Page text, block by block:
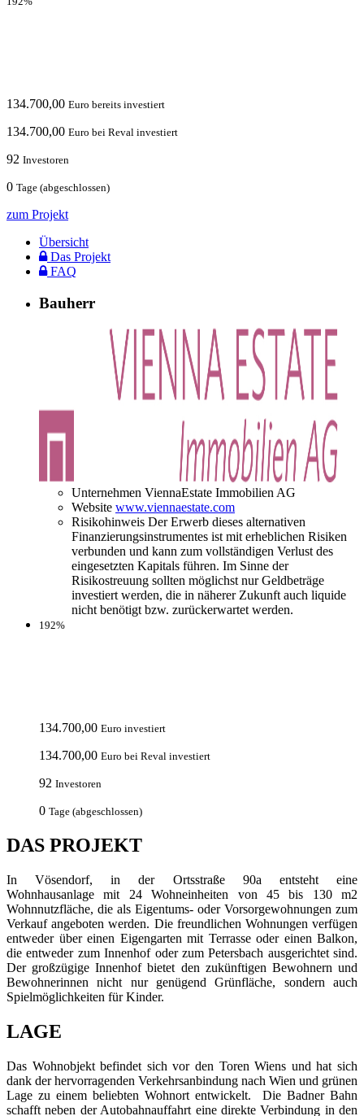
134.700,00 Euro bereits investiert
134.700,00 Euro bei Reval investiert
92 Investoren
0 Tage (abgeschlossen)
zum Projekt
Übersicht
Das Projekt
FAQ
Bauherr
Unternehmen ViennaEstate Immobilien AG
Website www.viennaestate.com
Risikohinweis Der Erwerb dieses alternativen
Finanzierungsinstrumentes ist mit erheblichen Risiken
verbunden und kann zum vollständigen Verlust des
eingesetzten Kapitals führen. Im Sinne der
Risikostreuung sollten möglichst nur Geldbeträge
investiert werden, die in näherer Zukunft auch liquide
nicht benötigt bzw. zurückerwartet werden.
192%
134.700,00 Euro investiert
134.700,00 Euro bei Reval investiert
92 Investoren
0 Tage (abgeschlossen)
DAS PROJEKT
In Vösendorf, in der Ortsstraße 90a entsteht eine
Wohnhausanlage mit 24 Wohneinheiten von 45 bis 130 m2
Wohnnutzfläche, die als Eigentums- oder Vorsorgewohnungen zum
Verkauf angeboten werden. Die freundlichen Wohnungen verfügen
entweder über einen Eigengarten mit Terrasse oder einen Balkon,
die entweder zum Innenhof oder zum Petersbach ausgerichtet sind.
Der großzügige Innenhof bietet den zukünftigen Bewohnern und
Bewohnerinnen nicht nur genügend Grünfläche, sondern auch
Spielmöglichkeiten für Kinder.
LAGE
Das Wohnobjekt befindet sich vor den Toren Wiens und hat sich
dank der hervorragenden Verkehrsanbindung nach Wien und grünen
Lage zu einem beliebten Wohnort entwickelt. Die Badner Bahn
schafft neben der Autobahnauffahrt eine direkte Verbindung in den